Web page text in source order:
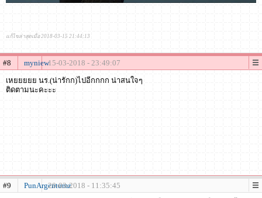
แก้ไขล่าสุดเมื่อ 2018-03-15 21:44:13
#8 myniew15-03-2018 - 23:49:07
เหยยยยย นร.(น่ารักก)ไปอีกกกก น่าสนใจๆ
ติดตามนะคะะะ
#9 PunArgentumz20-03-2018 - 11:35:45